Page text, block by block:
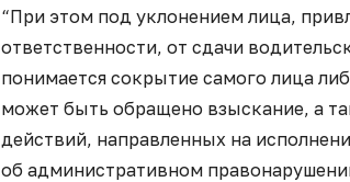
“При этом под уклонением лица,
ответственности, от сдачи
понимается сокрытие самого лица
может быть обращено взыскание, а
действий, направленных на
об административном